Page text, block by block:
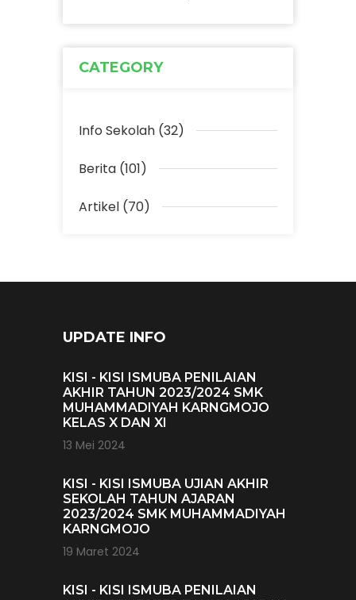
CATEGORY
Info Sekolah (32)
Berita (101)
Artikel (70)
UPDATE INFO
KISI - KISI ISMUBA PENILAIAN
AKHIR TAHUN 2023/2024 SMK
MUHAMMADIYAH KARNGMOJO
KELAS X DAN XI
13 Mei 2024
KISI - KISI ISMUBA UJIAN AKHIR
SEKOLAH TAHUN AJARAN
2023/2024 SMK MUHAMMADIYAH
KARNGMOJO
19 Maret 2024
KISI - KISI ISMUBA PENILAIAN